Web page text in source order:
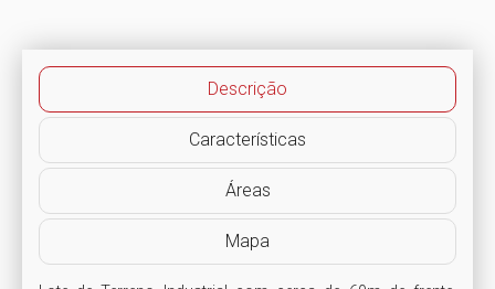
Descrição
Características
Áreas
Mapa